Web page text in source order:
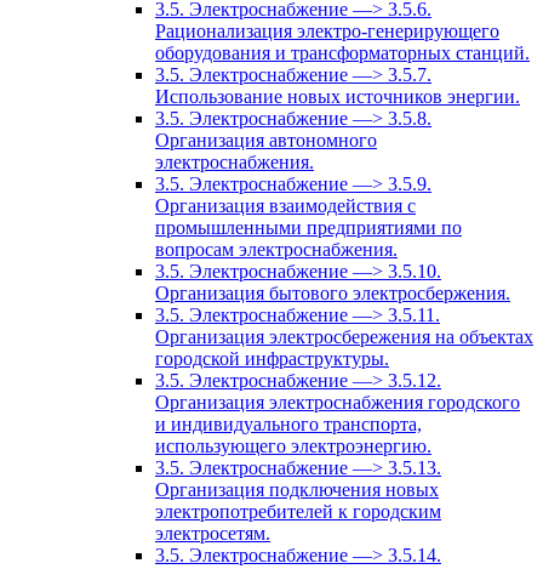
3.5. Электроснабжение —> 3.5.6.
Рационализация электро-генерирующего
оборудования и трансформаторных станций.
3.5. Электроснабжение —> 3.5.7.
Использование новых источников энергии.
3.5. Электроснабжение —> 3.5.8.
Организация автономного
электроснабжения.
3.5. Электроснабжение —> 3.5.9.
Организация взаимодействия с
промышленными предприятиями по
вопросам электроснабжения.
3.5. Электроснабжение —> 3.5.10.
Организация бытового электросбержения.
3.5. Электроснабжение —> 3.5.11.
Организация электросбережения на объектах
городской инфраструктуры.
3.5. Электроснабжение —> 3.5.12.
Организация электроснабжения городского
и индивидуального транспорта,
использующего электроэнергию.
3.5. Электроснабжение —> 3.5.13.
Организация подключения новых
электропотребителей к городским
электросетям.
3.5. Электроснабжение —> 3.5.14.